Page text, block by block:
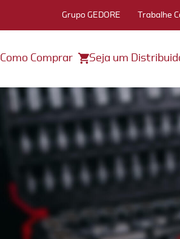
Grupo GEDORE Trabalhe
Como Comprar Seja um